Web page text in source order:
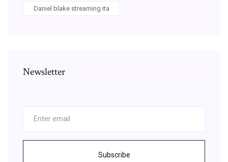
Daniel blake streaming ita
Newsletter
Subscribe